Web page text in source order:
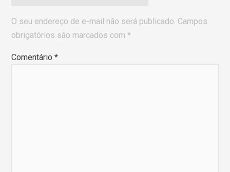
O seu endereço de e-mail não será publicado. Campos
obrigatórios são marcados com*
Comentário*